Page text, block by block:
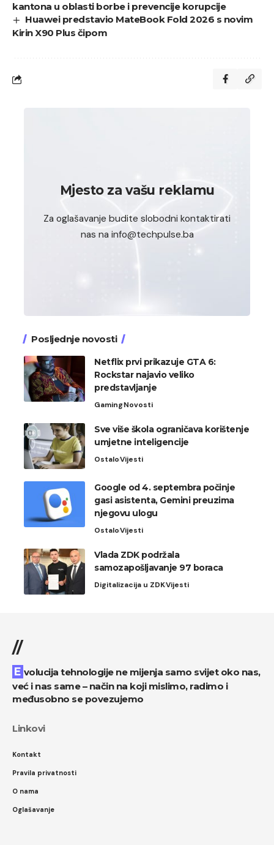
kantona u oblasti borbe i prevencije korupcije
Huawei predstavio MateBook Fold 2026 s novim
Kirin X90 Plus čipom
Mjesto za vašu reklamu
Za oglašavanje budite slobodni kontaktirati
nas na info@techpulse.ba
Posljednje novosti
Netflix prvi prikazuje GTA 6:
Rockstar najavio veliko
predstavljanje
GamingNovosti
Sve više škola ograničava korištenje
umjetne inteligencije
OstaloVijesti
Google od 4. septembra počinje
gasi asistenta, Gemini preuzima
njegovu ulogu
OstaloVijesti
Vlada ZDK podržala
samozapošljavanje 97 boraca
Digitalizacija u ZDKVijesti
//
Evolucija tehnologije ne mijenja samo svijet oko nas,
već i nas same – način na koji mislimo, radimo i
međusobno se povezujemo
Linkovi
Kontakt
Pravila privatnosti
O nama
Oglašavanje